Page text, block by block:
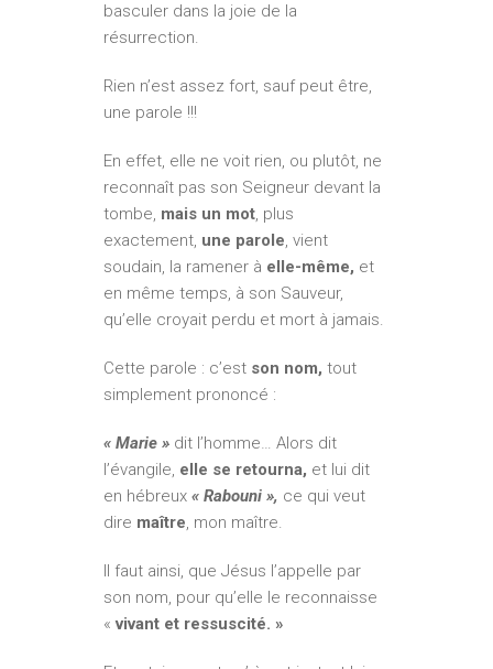
basculer dans la joie de la
résurrection.
Rien n’est assez fort, sauf peut être,
une parole !!!
En effet, elle ne voit rien, ou plutôt, ne
reconnaît pas son Seigneur devant la
tombe, mais un mot, plus
exactement, une parole, vient
soudain, la ramener à elle-même, et
en même temps, à son Sauveur,
qu’elle croyait perdu et mort à jamais.
Cette parole : c’est son nom, tout
simplement prononcé :
« Marie » dit l’homme… Alors dit
l’évangile, elle se retourna, et lui dit
en hébreux « Rabouni », ce qui veut
dire maître, mon maître.
Il faut ainsi, que Jésus l’appelle par
son nom, pour qu’elle le reconnaisse
«vivant et ressuscité. »